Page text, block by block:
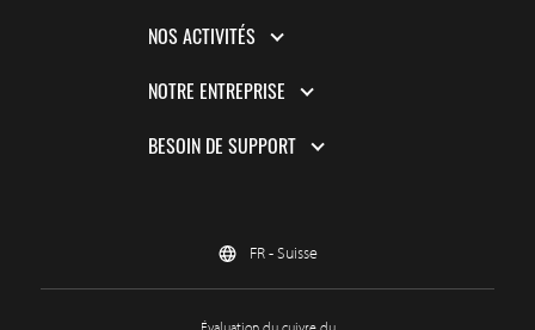
NOS ACTIVITÉS
NOTRE ENTREPRISE
BESOIN DE SUPPORT
FR - Suisse